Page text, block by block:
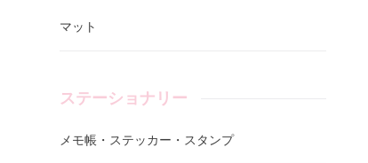
マット
ステーショナリー
メモ帳・ステッカー・スタンプ